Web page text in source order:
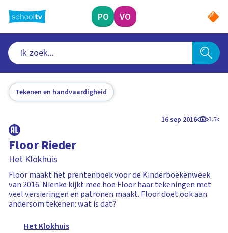
naar
hoofdinhoud
PO VO
Tekenen en handvaardigheid
16 sep 2016 3.5k
Floor Rieder
Het Klokhuis
Floor maakt het prentenboek voor de Kinderboekenweek
van 2016. Nienke kijkt mee hoe Floor haar tekeningen met
veel versieringen en patronen maakt. Floor doet ook aan
andersom tekenen: wat is dat?
Het Klokhuis